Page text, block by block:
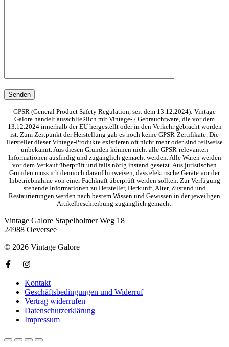
GPSR (General Product Safety Regulation, seit dem 13.12.2024): Vintage
Galore handelt ausschließlich mit Vintage- / Gebrauchtware, die vor dem
13.12.2024 innerhalb der EU hergestellt oder in den Verkehr gebracht worden
ist. Zum Zeitpunkt der Herstellung gab es noch keine GPSR-Zertifikate. Die
Hersteller dieser Vintage-Produkte existieren oft nicht mehr oder sind teilweise
unbekannt. Aus diesen Gründen können nicht alle GPSR-relevanten
Informationen ausfindig und zugänglich gemacht werden. Alle Waren werden
vor dem Verkauf überprüft und falls nötig instand gesetzt. Aus juristischen
Gründen muss ich dennoch darauf hinweisen, dass elektrische Geräte vor der
Inbetriebnahme von einer Fachkraft überprüft werden sollten. Zur Verfügung
stehende Informationen zu Hersteller, Herkunft, Alter, Zustand und
Restaurierungen werden nach bestem Wissen und Gewissen in der jeweiligen
Artikelbeschreibung zugänglich gemacht.
Vintage Galore Stapelholmer Weg 18
24988 Oeversee
© 2026 Vintage Galore
Kontakt
Geschäftsbedingungen und Widerruf
Vertrag widerrufen
Datenschutzerklärung
Impressum